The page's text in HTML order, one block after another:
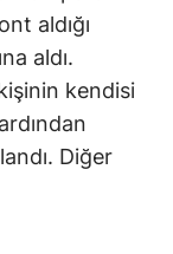
aldığı
aldı.
kendisi
Diğer